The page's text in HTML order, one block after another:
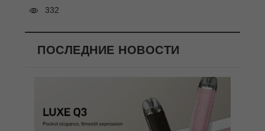
332
ПОСЛЕДНИЕ НОВОСТИ